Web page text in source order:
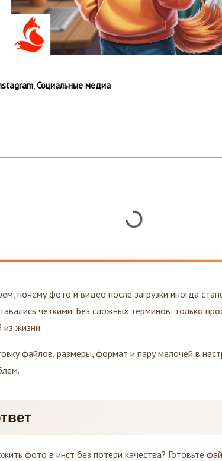
,Социальные медиа
почему фото и видео после загрузки иногда
четкими. Без сложных терминов, только
из жизни.
файлов, размеры, формат и пару мелочей в
фото в инст без потери качества? Готовьте